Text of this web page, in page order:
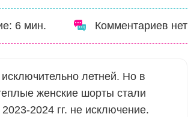
6 мин. Комментариев нет
летней. Но в
женские шорты стали
2024 гг. не исключение.